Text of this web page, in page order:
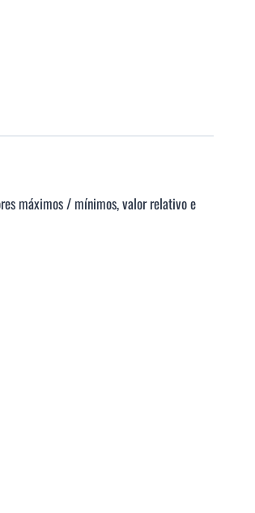
máximos / mínimos, valor relativo e